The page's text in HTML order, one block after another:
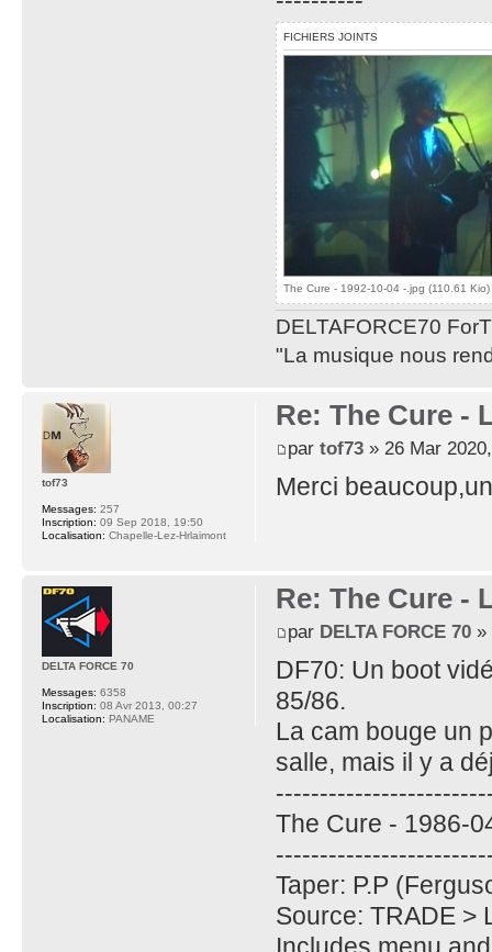
FICHIERS JOINTS
The Cure - 1992-10-04 -.jpg (110.61
DELTAFORCE70
"La musique nous
Re: The Cure -
par tof73» 26 Mar
Merci
tof73
Messages: 257
Inscription: 09 Sep 2018, 19:50
Localisation: Chapelle-Lez-Hrlaimont
Re: The Cure -
par DELTA FORCE 70»
DF70: Un boot
85/86.
La cam bouge un
salle, mais il y a
The Cure - 1986-
Taper: P.P
Source: TRADE >
Includes menu
DELTA FORCE 70
Messages: 6358
Inscription: 08 Avr 2013, 00:27
Localisation: PANAME